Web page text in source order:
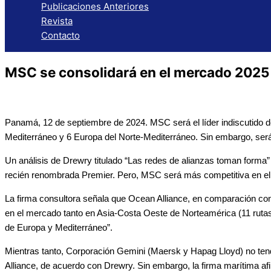
Publicaciones Anteriores
Revista
Contacto
MSC se consolidará en el mercado 2025
Panamá, 12 de septiembre de 2024. MSC será el líder indiscutido
Mediterráneo y 6 Europa del Norte-Mediterráneo. Sin embargo,
Un análisis de Drewry titulado “Las redes de alianzas toman
recién renombrada Premier. Pero, MSC será más competitiva en
La firma consultora señala que Ocean Alliance, en comparación
en el mercado tanto en Asia-Costa Oeste de Norteamérica (11
de Europa y Mediterráneo”.
Mientras tanto, Corporación Gemini (Maersk y Hapag Lloyd) no
Alliance, de acuerdo con Drewry. Sin embargo, la firma marítima